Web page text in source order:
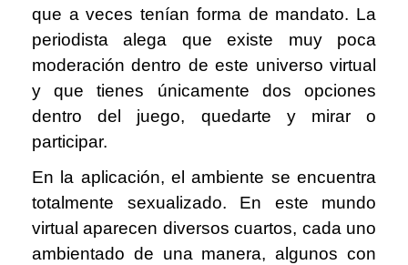
que a veces tenían forma de mandato. La
periodista alega que existe muy poca
moderación dentro de este universo virtual
y que tienes únicamente dos opciones
dentro del juego, quedarte y mirar o
participar.
En la aplicación, el ambiente se encuentra
totalmente sexualizado. En este mundo
virtual aparecen diversos cuartos, cada uno
ambientado de una manera, algunos con